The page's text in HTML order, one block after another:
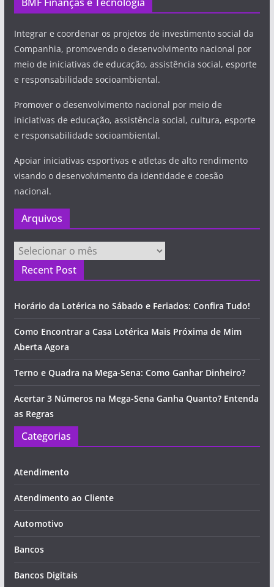
Integrar e coordenar os projetos de investimento social da
Companhia, promovendo o desenvolvimento nacional por
meio de iniciativas de educação, assistência social, esporte
e responsabilidade socioambiental.
Promover o desenvolvimento nacional por meio de
iniciativas de educação, assistência social, cultura, esporte
e responsabilidade socioambiental.
Apoiar iniciativas esportivas e atletas de alto rendimento
visando o desenvolvimento da identidade e coesão
nacional.
Arquivos
Arquivos
Recent Post
Horário da Lotérica no Sábado e Feriados: Confira Tudo!
Como Encontrar a Casa Lotérica Mais Próxima de Mim
Aberta Agora
Terno e Quadra na Mega-Sena: Como Ganhar Dinheiro?
Acertar 3 Números na Mega-Sena Ganha Quanto? Entenda
as Regras
Categorias
Atendimento
Atendimento ao Cliente
Automotivo
Bancos
Bancos Digitais